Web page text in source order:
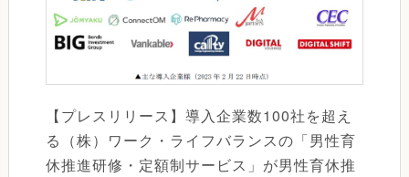
【プレスリリース】導入企業数100社を超え
る（株）ワーク・ライフバランスの「男性育
休推進研修・定額制サービス」が男性育休推